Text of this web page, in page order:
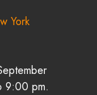
York
9:00 pm.